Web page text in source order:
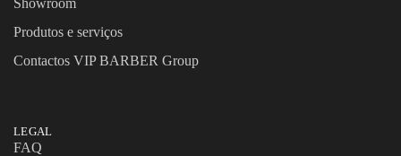
Showroom
Produtos e serviços
Contactos VIP BARBER Group
LEGAL
FAQ